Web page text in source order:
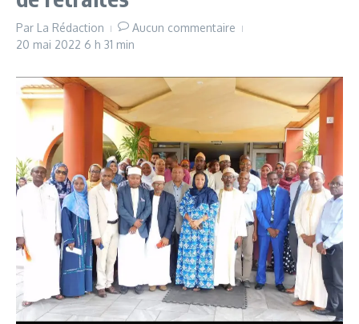
Par La Rédaction
Aucun commentaire
20 mai 2022 6 h 31 min